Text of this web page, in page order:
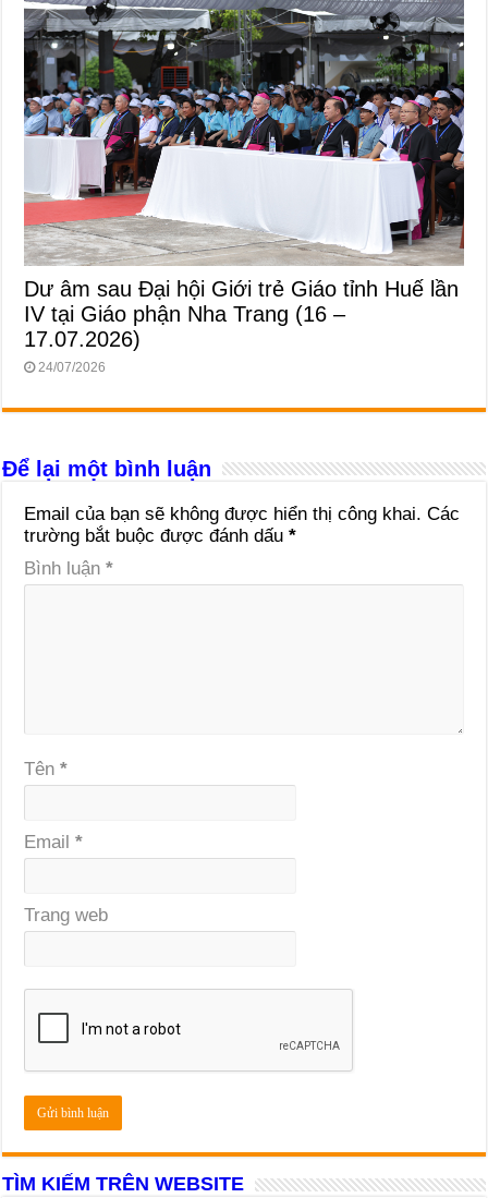
Dư âm sau Đại hội Giới trẻ Giáo tỉnh Huế lần
IV tại Giáo phận Nha Trang (16 –
17.07.2026)
24/07/2026
Để lại một bình luận
Email của bạn sẽ không được hiển thị công khai. Các
trường bắt buộc được đánh dấu*
Bình luận*
Tên*
Email*
Trang web
TÌM KIẾM TRÊN WEBSITE